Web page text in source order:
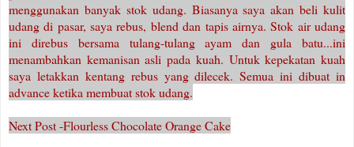
menggunakan banyak stok udang. Biasanya saya akan beli kulit
udang di pasar, saya rebus, blend dan tapis airnya. Stok air udang
ini direbus bersama tulang-tulang ayam dan gula batu...ini
menambahkan kemanisan asli pada kuah. Untuk kepekatan kuah
saya letakkan kentang rebus yang dilecek. Semua ini dibuat in
advance ketika membuat stok udang.
Next Post -Flourless Chocolate Orange Cake